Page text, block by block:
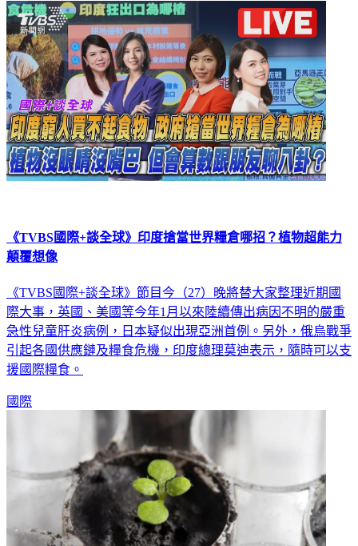
《TVBS國際+談全球》印度搶當世界糧倉哪招？植物超能力
顛覆想像
《TVBS國際+談全球》節目今（27）晚將替大家整理近期國
際大事，英國、美國等今年1月以來陸續傳出病因不明的嚴重
急性兒童肝炎病例，日本疑似出現亞洲首例。另外，俄烏戰爭
引起各國供應鏈及糧食危機，印度總理莫迪表示，隨時可以支
援國際糧食。
國際